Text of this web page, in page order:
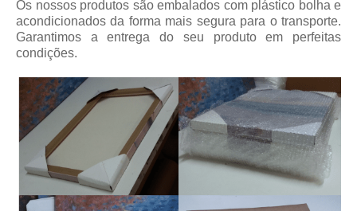
Os nossos produtos são embalados com plástico bolha e
acondicionados da forma mais segura para o transporte.
Garantimos a entrega do seu produto em perfeitas
condições.